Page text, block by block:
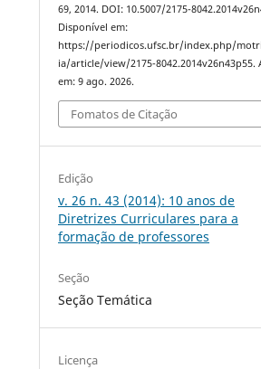
69, 2014. DOI: 10.5007/2175-
Disponível em:
https://periodicos.ufsc.br/index.php/
ia/article/view/2175-8042.2014v26n43p55.
em: 9 ago. 2026.
Fomatos de Citação
Edição
v. 26 n. 43 (2014): 10 anos de
Diretrizes Curriculares para a
formação de professores
Seção
Seção Temática
Licença